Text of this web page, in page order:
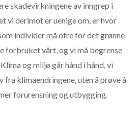
skadevirkningene av inngrep i
vi derimot er uenige om, er hvor
individer må ofre for det grønne
forbruket vårt, og vi må begrense
og miljø går hånd i hånd, vi
fra klimaendringene, uten å prøve å
forurensning og utbygging.